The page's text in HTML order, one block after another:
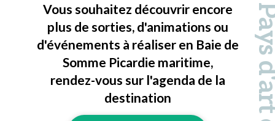
Vous souhaitez découvrir encore
plus de sorties, d'animations ou
d'événements à réaliser en Baie de
Somme Picardie maritime,
rendez-vous sur l'agenda de la
destination